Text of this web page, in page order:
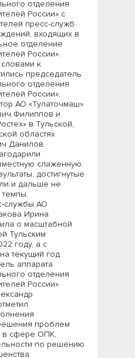
отделения
России» с
пресс-служб
входящих в
отделение
России».
к
председатель
отделения
России»,
АО «Тулаточмаш»
Филиппов и
в Тульской,
областях
Данилов.
слаженную
достигнутые
и дальше не
службы АО
Ирина
о масштабной
Тульским
году, а с
текущий год
аппарата
отделения
России»
проблем
в сфере ОПК,
по решению